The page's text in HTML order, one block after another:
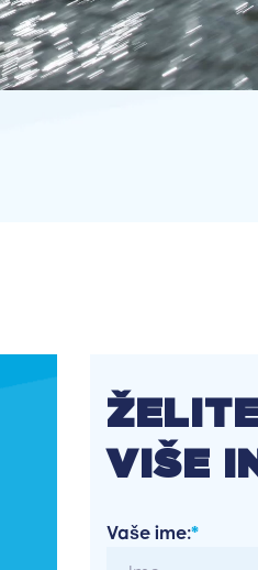
VIŠE
Vaše ime:*